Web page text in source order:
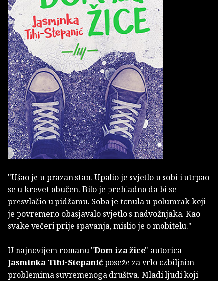
"Ušao je u prazan stan. Upalio je svjetlo u sobi i utrpao
se u krevet obučen. Bilo je prehladno da bi se
presvlačio u pidžamu. Soba je tonula u polumrak koji
je povremeno obasjavalo svjetlo s nadvožnjaka. Kao
svake večeri prije spavanja, mislio je o mobitelu."
U najnovijem romanu "Dom iza žice" autorica
Jasminka Tihi-Stepanićposeže za vrlo ozbiljnim
problemima suvremenoga društva. Mladi ljudi koji